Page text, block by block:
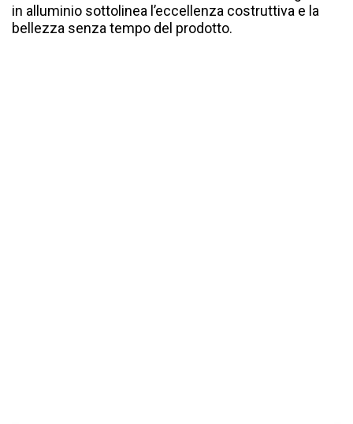
in alluminio sottolinea l’eccellenza costruttiva e la
bellezza senza tempo del prodotto.